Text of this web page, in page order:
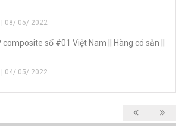
| 08/ 05/ 2022
composite số #01 Việt Nam || Hàng có sẵn ||
| 04/ 05/ 2022